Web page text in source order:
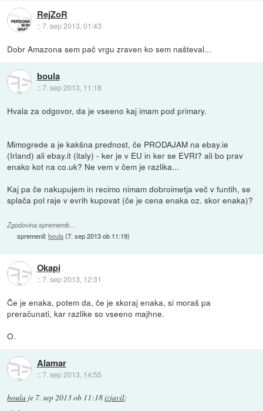
RejZoR
::7. sep 2013, 01:43
Dobr Amazona sem pač vrgu zraven ko sem našteval...
boula
::7. sep 2013, 11:18
Hvala za odgovor, da je vseeno kaj imam pod primary.
Mimogrede a je kakšna prednost, če PRODAJAM na ebay.ie
(Irland) ali ebay.it (italy) - ker je v EU in ker se EVRI? ali bo prav
enako kot na co.uk? Ne vem v čem je razlika...
Kaj pa če nakupujem in recimo nimam dobroimetja več v funtih, se
splača pol raje v evrih kupovat (če je cena enaka oz. skor enaka)?
Zgodovina sprememb…
spremenil:boula(7. sep 2013 ob 11:19)
Okapi
::7. sep 2013, 12:31
Če je enaka, potem da, če je skoraj enaka, si moraš pa
preračunati, kar razlike so vseeno majhne.
O.
Alamar
::7. sep 2013, 14:55
boula je 7. sep 2013 ob 11:18izjavil: